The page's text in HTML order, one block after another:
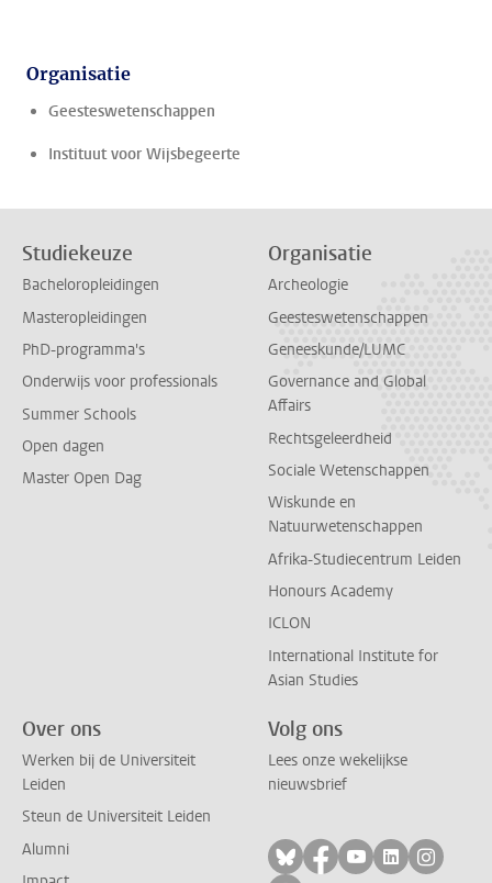
Organisatie
Geesteswetenschappen
Instituut voor Wijsbegeerte
Studiekeuze
Bacheloropleidingen
Masteropleidingen
PhD-programma's
Onderwijs voor professionals
Summer Schools
Open dagen
Master Open Dag
Organisatie
Archeologie
Geesteswetenschappen
Geneeskunde/LUMC
Governance and Global
Affairs
Rechtsgeleerdheid
Sociale Wetenschappen
Wiskunde en
Natuurwetenschappen
Afrika-Studiecentrum Leiden
Honours Academy
ICLON
International Institute for
Asian Studies
Over ons
Werken bij de Universiteit
Leiden
Steun de Universiteit Leiden
Alumni
Volg ons
Lees onze wekelijkse
nieuwsbrief
Volg ons op bluesky
Volg ons op
Volg ons op
Volg ons
Volg